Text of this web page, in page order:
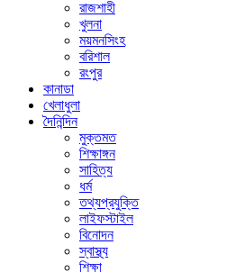
রাজশাহী
খুলনা
ময়মনসিংহ
বরিশাল
রংপুর
কানাডা
খেলাধুলা
দৈনিন্দিন
মুক্তমত
শিক্ষাঙ্গন
সাহিত্য
ধর্ম
তথ্যপ্রযুক্তি
লাইফস্টাইল
বিনোদন
স্বাস্থ্য
শিক্ষা